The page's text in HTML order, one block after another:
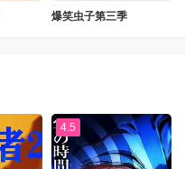
爆笑虫子第三季
4.5